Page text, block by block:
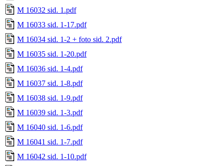
M 16032 sid. 1.pdf
M 16033 sid. 1-17.pdf
M 16034 sid. 1-2 + foto sid. 2.pdf
M 16035 sid. 1-20.pdf
M 16036 sid. 1-4.pdf
M 16037 sid. 1-8.pdf
M 16038 sid. 1-9.pdf
M 16039 sid. 1-3.pdf
M 16040 sid. 1-6.pdf
M 16041 sid. 1-7.pdf
M 16042 sid. 1-10.pdf